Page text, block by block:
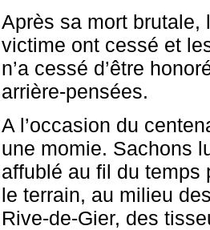
Après sa mort
victime ont cessé et
n’a cessé d’être
arrière-pensées.
A l’occasion du
une momie. Sachons
affublé au fil du temps
le terrain, au milieu
Rive-de-Gier, des